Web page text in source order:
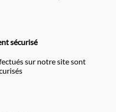
sécurisé
sur notre site sont